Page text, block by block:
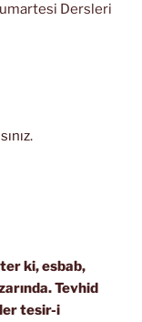
Dersleri
.
ki, esbab,
Tevhid
tesir-i